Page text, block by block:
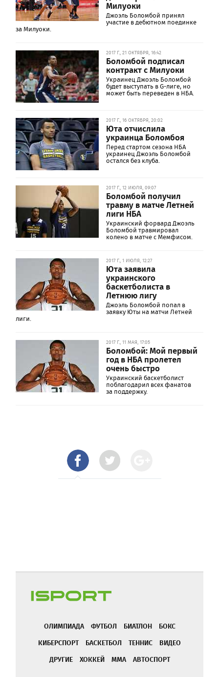
Милуоки
Джоэль Боломбой принял
участие в дебютном поединке
за Милуоки.
2017 Г., 21 ОКТЯБРЯ, 16:42
Боломбой подписал
контракт с Милуоки
Украинец Джоэль Боломбой
будет выступать в G-лиге, но
может быть переведен в НБА.
2017 Г., 16 ОКТЯБРЯ, 20:02
Юта отчислила
украинца Боломбоя
Перед стартом сезона НБА
украинец Джоэль Боломбой
остался без клуба.
2017 Г., 12 ИЮЛЯ, 09:07
Боломбой получил
травму в матче Летней
лиги НБА
Украинский форвард Джоэль
Боломбой травмировал
колено в матче с Мемфисом.
2017 Г., 1 ИЮЛЯ, 12:27
Юта заявила
украинского
баскетболиста в
Летнюю лигу
Джоэль Боломбой попал в
заявку Юты на матчи Летней
лиги.
2017 Г., 11 МАЯ, 17:05
Боломбой: Мой первый
год в НБА пролетел
очень быстро
Украинский баскетболист
поблагодарил всех фанатов
за поддержку.
ОЛИМПИАДА ФУТБОЛ БИАТЛОН
БОКС
КИБЕРСПОРТ
БАСКЕТБОЛ ТЕННИС
ВИДЕО
ДРУГИЕ
ХОККЕЙ ММА АВТОСПОРТ